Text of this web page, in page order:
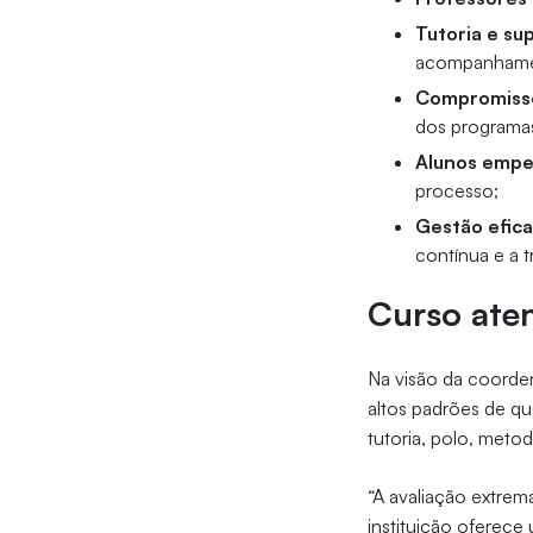
Tutoria e
dos
Alunos
processo;
Gestão
contínua e a
Curso
Na visão da
altos padrões de
tutoria, polo,
“A avaliação
instituição oferece